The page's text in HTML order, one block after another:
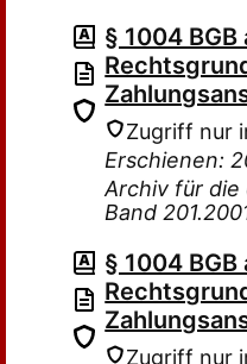
§ 1004 BGB
Zugriff nur
Erschienen:
Archiv für die
Band
§ 1004 BGB
Zugriff nur